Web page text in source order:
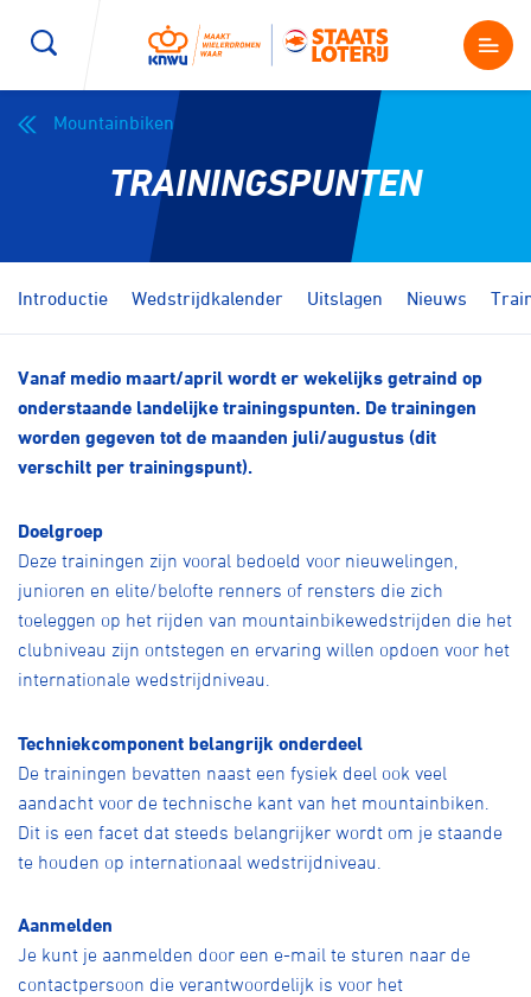
Kenniscentrum
Magazine
Nieuws
Shop
Producten en diensten
Over ons
Lid worden
Mountainbiken
TRAININGSPUNTEN
Introductie Wedstrijdkalender Uitslagen Nieuws
Vanaf medio maart/april wordt er wekelijks getraind op
onderstaande landelijke trainingspunten. De trainingen
worden gegeven tot de maanden juli/augustus (dit
verschilt per trainingspunt).
Doelgroep
Deze trainingen zijn vooral bedoeld voor nieuwelingen,
junioren en elite/belofte renners of rensters die zich
toeleggen op het rijden van mountainbikewedstrijden die het
clubniveau zijn ontstegen en ervaring willen opdoen voor het
internationale wedstrijdniveau.
Techniekcomponent belangrijk onderdeel
De trainingen bevatten naast een fysiek deel ook veel
aandacht voor de technische kant van het mountainbiken.
Dit is een facet dat steeds belangrijker wordt om je staande
te houden op internationaal wedstrijdniveau.
Aanmelden
Je kunt je aanmelden door een e-mail te sturen naar de
contactpersoon die verantwoordelijk is voor het
Wegwielrennen Mountainbiken
E-Racing
BMX freestyle Gravel
Pumptrack Fixed gear